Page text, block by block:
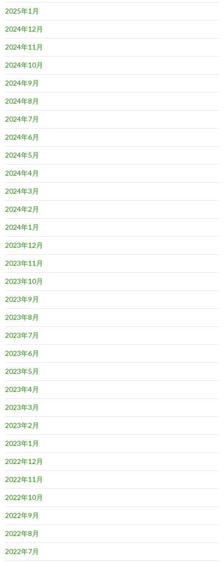
2025年1月
2024年12月
2024年11月
2024年10月
2024年9月
2024年8月
2024年7月
2024年6月
2024年5月
2024年4月
2024年3月
2024年2月
2024年1月
2023年12月
2023年11月
2023年10月
2023年9月
2023年8月
2023年7月
2023年6月
2023年5月
2023年4月
2023年3月
2023年2月
2023年1月
2022年12月
2022年11月
2022年10月
2022年9月
2022年8月
2022年7月